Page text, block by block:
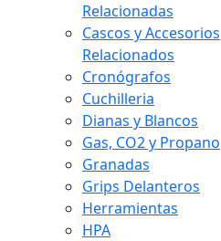
Relacionadas
Cascos y Accesorios
Relacionados
Cronógrafos
Cuchilleria
Dianas y Blancos
Gas, CO2 y Propano
Granadas
Grips Delanteros
Herramientas
HPA